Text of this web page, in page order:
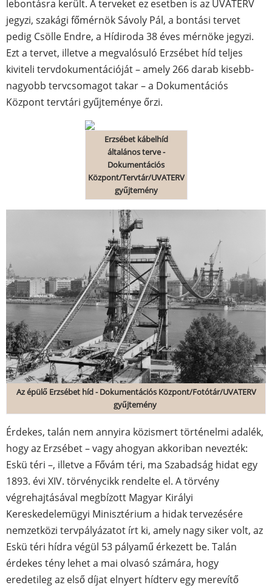
lebontásra került. A terveket ez esetben is az UVATERV
jegyzi, szakági főmérnök Sávoly Pál, a bontási tervet
pedig Csölle Endre, a Hídiroda 38 éves mérnöke jegyzi.
Ezt a tervet, illetve a megvalósuló Erzsébet híd teljes
kiviteli tervdokumentációját – amely 266 darab kisebb-
nagyobb tervcsomagot takar – a Dokumentációs
Központ tervtári gyűjteménye őrzi.
Erzsébet kábelhíd
általános terve -
Dokumentációs
Központ/Tervtár/UVATERV
gyűjtemény
Az épülő Erzsébet híd - Dokumentációs Központ/Fotótár/UVATERV
gyűjtemény
Érdekes, talán nem annyira közismert történelmi adalék,
hogy az Erzsébet – vagy ahogyan akkoriban nevezték:
Eskü téri –, illetve a Fővám téri, ma Szabadság hidat egy
1893. évi XIV. törvénycikk rendelte el. A törvény
végrehajtásával megbízott Magyar Királyi
Kereskedelemügyi Minisztérium a hidak tervezésére
nemzetközi tervpályázatot írt ki, amely nagy siker volt, az
Eskü téri hídra végül 53 pályamű érkezett be. Talán
érdekes tény lehet a mai olvasó számára, hogy
eredetileg az első díjat elnyert hídterv egy merevítő